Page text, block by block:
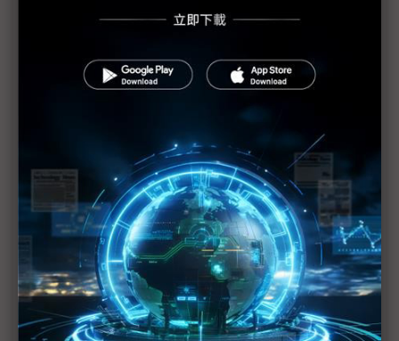
TP-Link爭取FCC有條件解禁 強調美國獨立經營盼重
科技1分鐘：Netgear為何被評為壟斷美國家用路由器
市場？
FCC禁令下台廠迎舊機紅利期 既有機種延壽支撐獲
FCC研議擴大限制中資電信 聚焦資料中心互連與中
國實驗室認證